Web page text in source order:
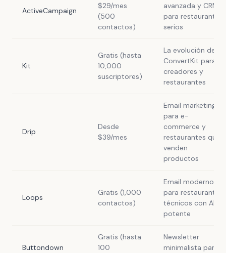
ActiveCampaign
$29/mes
(500
contactos)
avanzada y CRM
para restaurantes
serios
Kit
Gratis (hasta
10,000
suscriptores)
La evolución de
ConvertKit para
creadores y
restaurantes
Drip
Desde
$39/mes
Email marketing
para e-
commerce y
restaurantes que
venden
productos
Loops
Gratis (1,000
contactos)
Email moderno
para restaurantes
técnicos con API
potente
Buttondown
Gratis (hasta
100
Newsletter
minimalista para